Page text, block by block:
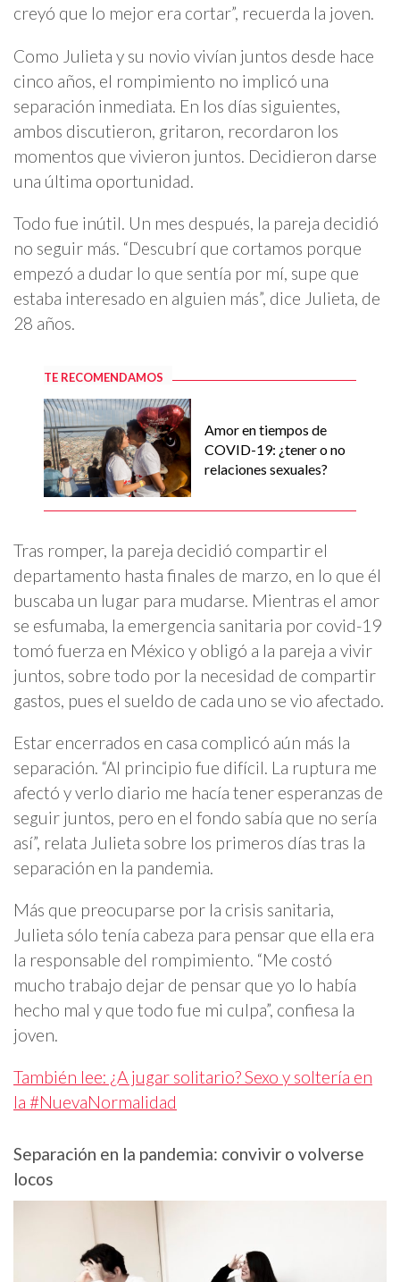
creyó que lo mejor era cortar”, recuerda la joven.
Como Julieta y su novio vivían juntos desde hace
cinco años, el rompimiento no implicó una
separación inmediata. En los días siguientes,
ambos discutieron, gritaron, recordaron los
momentos que vivieron juntos. Decidieron darse
una última oportunidad.
Todo fue inútil. Un mes después, la pareja decidió
no seguir más. “Descubrí que cortamos porque
empezó a dudar lo que sentía por mí, supe que
estaba interesado en alguien más”, dice Julieta, de
28 años.
TE RECOMENDAMOS
Amor en tiempos de
COVID-19: ¿tener o no
relaciones sexuales?
Tras romper, la pareja decidió compartir el
departamento hasta finales de marzo, en lo que él
buscaba un lugar para mudarse. Mientras el amor
se esfumaba, la emergencia sanitaria por covid-19
tomó fuerza en México y obligó a la pareja a vivir
juntos, sobre todo por la necesidad de compartir
gastos, pues el sueldo de cada uno se vio afectado.
Estar encerrados en casa complicó aún más la
separación. “Al principio fue difícil. La ruptura me
afectó y verlo diario me hacía tener esperanzas de
seguir juntos, pero en el fondo sabía que no sería
así”, relata Julieta sobre los primeros días tras la
separación en la pandemia.
Más que preocuparse por la crisis sanitaria,
Julieta sólo tenía cabeza para pensar que ella era
la responsable del rompimiento. “Me costó
mucho trabajo dejar de pensar que yo lo había
hecho mal y que todo fue mi culpa”, confiesa la
joven.
También lee: ¿A jugar solitario? Sexo y soltería en
la #NuevaNormalidad
Separación en la pandemia: convivir o volverse
locos